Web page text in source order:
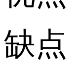
缺点